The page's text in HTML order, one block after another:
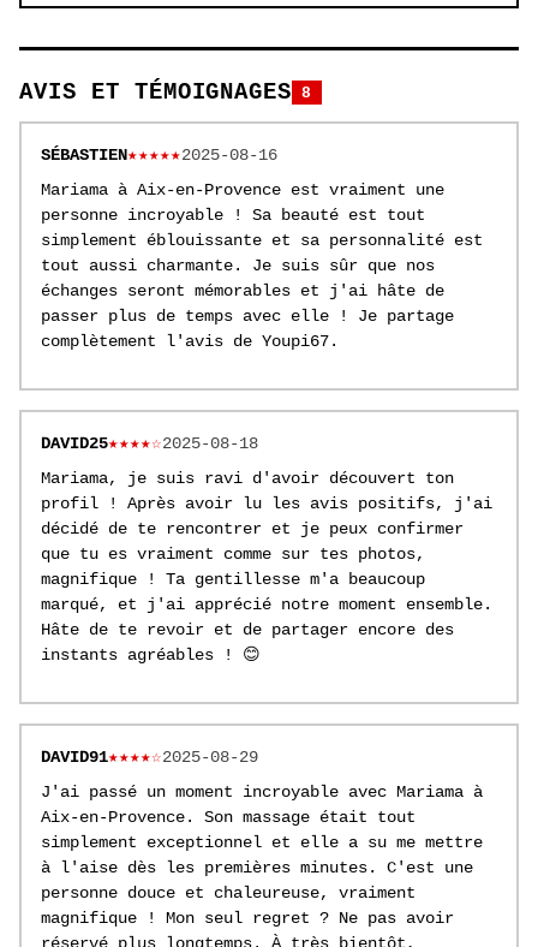
AVIS ET TÉMOIGNAGES 8
SÉBASTIEN★★★★★2025-08-16
Mariama à Aix-en-Provence est vraiment une
personne incroyable ! Sa beauté est tout
simplement éblouissante et sa personnalité est
tout aussi charmante. Je suis sûr que nos
échanges seront mémorables et j'ai hâte de
passer plus de temps avec elle ! Je partage
complètement l'avis de Youpi67.
DAVID25★★★★☆2025-08-18
Mariama, je suis ravi d'avoir découvert ton
profil ! Après avoir lu les avis positifs, j'ai
décidé de te rencontrer et je peux confirmer
que tu es vraiment comme sur tes photos,
magnifique ! Ta gentillesse m'a beaucoup
marqué, et j'ai apprécié notre moment ensemble.
Hâte de te revoir et de partager encore des
instants agréables ! 😊
DAVID91★★★★☆2025-08-29
J'ai passé un moment incroyable avec Mariama à
Aix-en-Provence. Son massage était tout
simplement exceptionnel et elle a su me mettre
à l'aise dès les premières minutes. C'est une
personne douce et chaleureuse, vraiment
magnifique ! Mon seul regret ? Ne pas avoir